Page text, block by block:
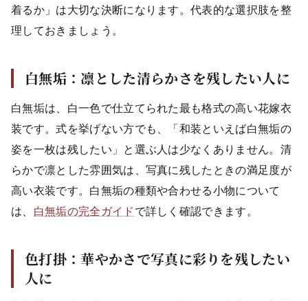
着るか」は大切な決断になります。代表的な選択肢を整
理しておきましょう。
白無垢：凛とした清らかさを残したい人に
白無垢は、白一色で仕立てられた最も格式の高い花嫁衣
装です。式を挙げない方でも、「和装といえば白無垢の
姿を一枚は残したい」と選ぶ人は少なくありません。清
らかで凛とした雰囲気は、写真に残したときの満足度が
高い衣装です。白無垢の種類や合わせる小物について
は、 白無垢の完全ガイド で詳しく確認できます。
色打掛：華やかさで写真に彩りを残したい
人に